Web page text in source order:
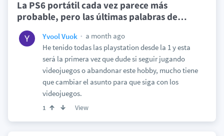
La PS6 portátil cada vez parece más
probable, pero las últimas palabras de…
Yvool Vuok
a month ago
He tenido todas las playstation desde la 1 y esta
será la primera vez que dude si seguir jugando
videojuegos o abandonar este hobby, mucho tiene
que cambiar el asunto para que siga con los
videojuegos.
1 View